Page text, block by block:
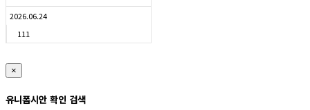
2026.06.24
111
×
유니폼시안 확인 검색